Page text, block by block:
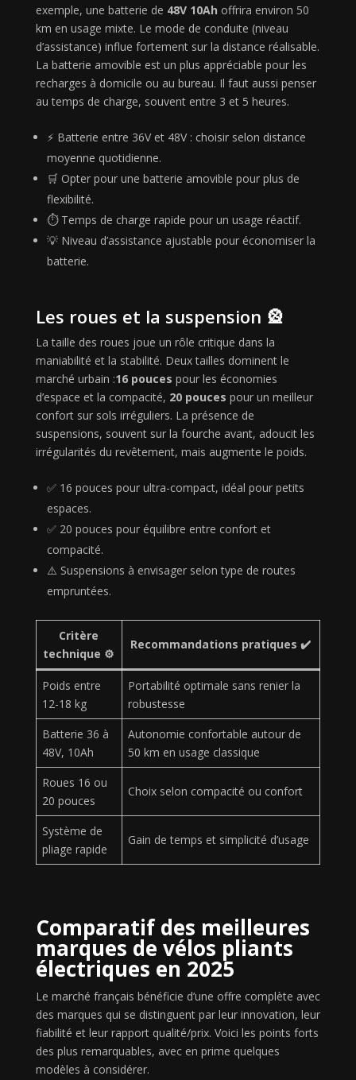
exemple, une batterie de 48V 10Ah offrira environ 50
km en usage mixte. Le mode de conduite (niveau
d’assistance) influe fortement sur la distance réalisable.
La batterie amovible est un plus appréciable pour les
recharges à domicile ou au bureau. Il faut aussi penser
au temps de charge, souvent entre 3 et 5 heures.
⚡ Batterie entre 36V et 48V : choisir selon distance
moyenne quotidienne.
🛒 Opter pour une batterie amovible pour plus de
flexibilité.
⏱ Temps de charge rapide pour un usage réactif.
💡 Niveau d’assistance ajustable pour économiser la
batterie.
Les roues et la suspension 🎡
La taille des roues joue un rôle critique dans la
maniabilité et la stabilité. Deux tailles dominent le
marché urbain :16 pouces pour les économies
d’espace et la compacité, 20 pouces pour un meilleur
confort sur sols irréguliers. La présence de
suspensions, souvent sur la fourche avant, adoucit les
irrégularités du revêtement, mais augmente le poids.
✅ 16 pouces pour ultra-compact, idéal pour petits
espaces.
✅ 20 pouces pour équilibre entre confort et
compacité.
⚠️ Suspensions à envisager selon type de routes
empruntées.
Critère
technique ⚙️
Recommandations pratiques ✔️
Poids entre
12-18 kg
Portabilité optimale sans renier la
robustesse
Batterie 36 à
48V, 10Ah
Autonomie confortable autour de
50 km en usage classique
Roues 16 ou
20 pouces
Choix selon compacité ou confort
Système de
pliage rapide
Gain de temps et simplicité d’usage
Comparatif des meilleures
marques de vélos pliants
électriques en 2025
Le marché français bénéficie d’une offre complète avec
des marques qui se distinguent par leur innovation, leur
fiabilité et leur rapport qualité/prix. Voici les points forts
des plus remarquables, avec en prime quelques
modèles à considérer.